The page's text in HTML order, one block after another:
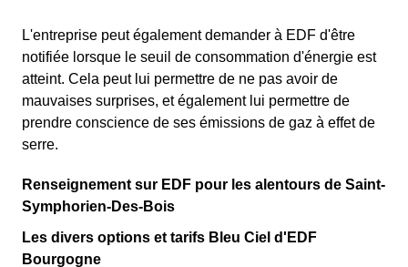
L'entreprise peut également demander à EDF d'être
notifiée lorsque le seuil de consommation d'énergie est
atteint. Cela peut lui permettre de ne pas avoir de
mauvaises surprises, et également lui permettre de
prendre conscience de ses émissions de gaz à effet de
serre.
Renseignement sur EDF pour les alentours de Saint-
Symphorien-Des-Bois
Les divers options et tarifs Bleu Ciel d'EDF
Bourgogne